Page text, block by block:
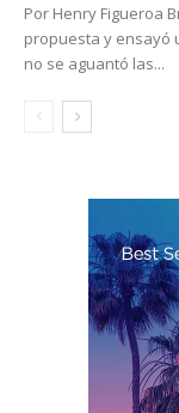
Por Henry Figueroa
propuesta y ensayó
no se aguantó las...